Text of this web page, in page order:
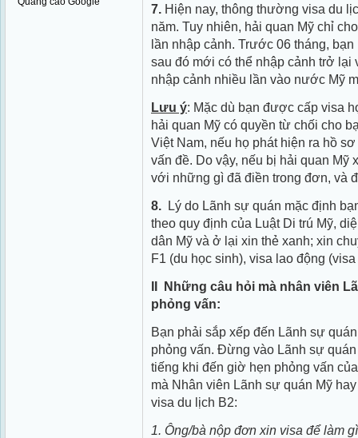
7. Hiện nay, thông thường visa du
năm. Tuy nhiên, hải quan Mỹ chỉ
lần nhập cảnh. Trước 06 tháng,
sau đó mới có thể nhập cảnh trở lại
nhập cảnh nhiều lần vào nước Mỹ
Lưu ý: Mặc dù bạn được cấp visa
hải quan Mỹ có quyền từ chối cho
Việt Nam, nếu họ phát hiện ra hồ
vấn đề. Do vậy, nếu bị hải quan Mỹ
với những gì đã điền trong đơn, và
8. Lý do Lãnh sự quán mặc định
theo quy định của Luật Di trú Mỹ,
dân Mỹ và ở lại xin thẻ xanh; xin
F1 (du học sinh), visa lao động
II ­ Những câu hỏi mà nhân viên
phỏng vấn:
Bạn phải sắp xếp đến Lãnh sự
phỏng vấn. Đừng vào Lãnh sự
tiếng khi đến giờ hẹn phỏng vấn
mà Nhân viên Lãnh sự quán Mỹ
visa du lịch B2:
1. Ông/bà nộp đơn xin visa để làm